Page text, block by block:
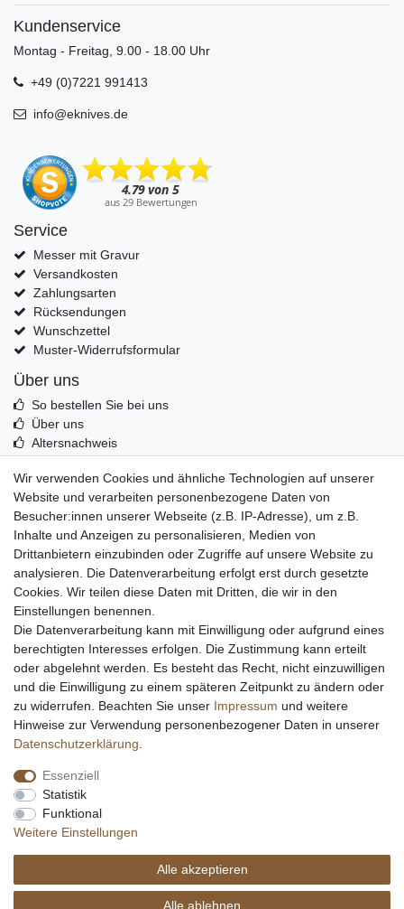
Kundenservice
Montag - Freitag, 9.00 - 18.00 Uhr
+49 (0)7221 991413
info@eknives.de
Service
Messer mit Gravur
Versandkosten
Zahlungsarten
Rücksendungen
Wunschzettel
Muster-Widerrufsformular
Über uns
So bestellen Sie bei uns
Über uns
Altersnachweis
Echtheit von Kundenbewertungen
Messer Info Forum
Messer schärfen
Messerhersteller
Stahltabelle
Stahlarten
Rockwell Härte
Messerarten
Klingenformen
Holzarten
Impressum Daten­schutz­erklärung AGB
Widerrufs­recht
© Copyright Alle Preisangaben sind inkl. gesetzlicher Mehrwertsteuer und zzgl.
Wir verwenden Cookies und ähnliche Technologien auf unserer
Website und verarbeiten personenbezogene Daten von
Besucher:innen unserer Webseite (z.B. IP-Adresse), um z.B.
Inhalte und Anzeigen zu personalisieren, Medien von
Drittanbietern einzubinden oder Zugriffe auf unsere Website zu
analysieren. Die Datenverarbeitung erfolgt erst durch gesetzte
Cookies. Wir teilen diese Daten mit Dritten, die wir in den
Einstellungen benennen.
Die Datenverarbeitung kann mit Einwilligung oder aufgrund eines
berechtigten Interesses erfolgen. Die Zustimmung kann erteilt
oder abgelehnt werden. Es besteht das Recht, nicht einzuwilligen
und die Einwilligung zu einem späteren Zeitpunkt zu ändern oder
zu widerrufen. Beachten Sie unser Impressum und weitere
Hinweise zur Verwendung personenbezogener Daten in unserer
Daten­schutz­erklärung
Essenziell
Statistik
Funktional
Weitere Einstellungen
Alle akzeptieren
Alle ablehnen